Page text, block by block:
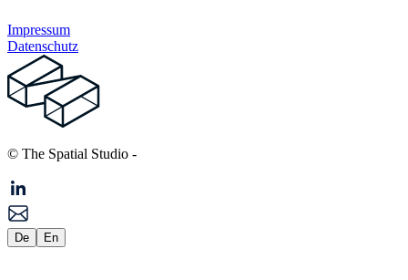
Impressum
Datenschutz
© The Spatial Studio -
De En